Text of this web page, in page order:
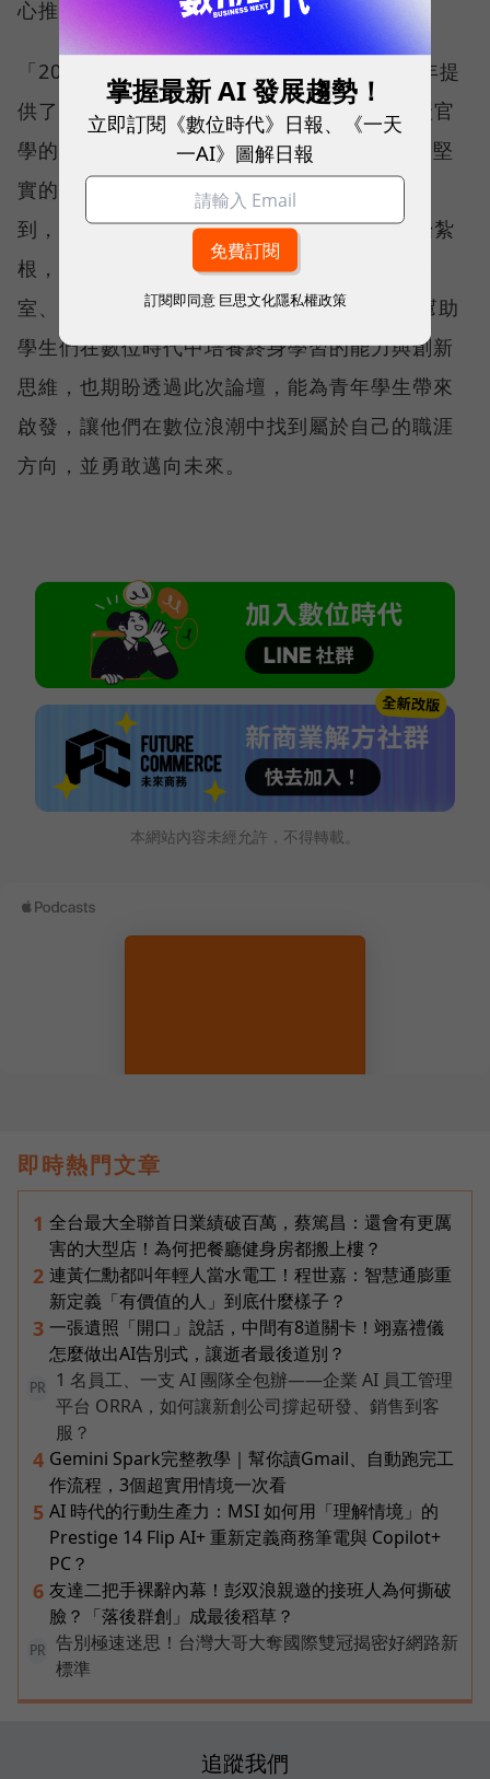
心推動者。
「2024新竹縣數位創新青年論壇」不僅為青年提
供了瞭解AI與職涯發展的絕佳平台，更透過產官
學的合作，為新竹未來的數位科技發展奠定了堅
實的基礎。新竹縣政府教育局局長楊郡慈也提
到，面對AI浪潮，新竹縣從幼兒園階段就開始紮
根，推動凱比機器人並設立數位學習推動辦公
室、XR數位共學中心等，教育重點轉向如何幫助
學生們在數位時代中培養終身學習的能力與創新
思維，也期盼透過此次論壇，能為青年學生帶來
啟發，讓他們在數位浪潮中找到屬於自己的職涯
方向，並勇敢邁向未來。
本網站內容未經允許，不得轉載。
即時熱門文章
1 全台最大全聯首日業績破百萬，蔡篤昌：還會有更厲
害的大型店！為何把餐廳健身房都搬上樓？
2 連黃仁勳都叫年輕人當水電工！程世嘉：智慧通膨重
新定義「有價值的人」到底什麼樣子？
3 一張遺照「開口」說話，中間有8道關卡！翊嘉禮儀
怎麼做出AI告別式，讓逝者最後道別？
PR
1 名員工、一支 AI 團隊全包辦——企業 AI 員工管理
平台 ORRA，如何讓新創公司撐起研發、銷售到客
服？
4 Gemini Spark完整教學｜幫你讀Gmail、自動跑完工
作流程，3個超實用情境一次看
5 AI 時代的行動生產力：MSI 如何用「理解情境」的
Prestige 14 Flip AI+ 重新定義商務筆電與 Copilot+
PC？
6 友達二把手裸辭內幕！彭双浪親邀的接班人為何撕破
臉？「落後群創」成最後稻草？
PR
告別極速迷思！台灣大哥大奪國際雙冠揭密好網路新
標準
追蹤我們
掌握最新 AI 發展趨勢！
立即訂閱《數位時代》日報、《一天
一AI》圖解日報
訂閱即同意 巨思文化隱私權政策